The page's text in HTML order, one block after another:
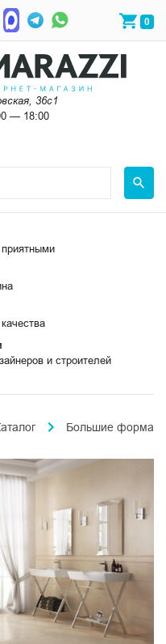
0
36с1
— 18:00
и строителей
Большие форматы